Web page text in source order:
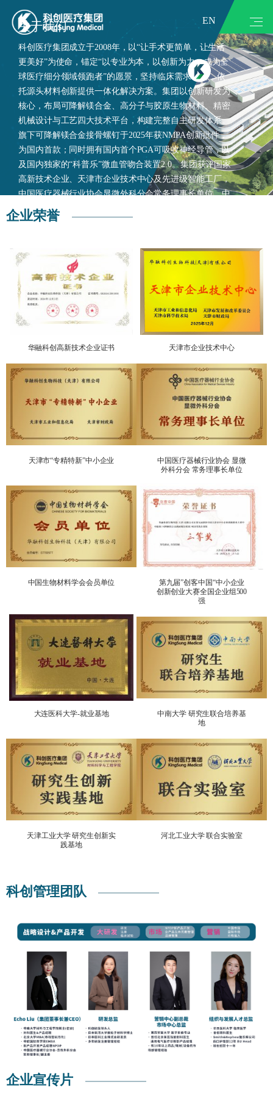
EN
关于我们
科创医疗集团成立于2008年，以“让手术更简单，让生活
更美好”为使命，锚定“以专业为本，以创新为力，成为全
球医疗细分领域领跑者”的愿景，坚持临床需求导向，依
托源头材料创新提供一体化解决方案。集团以创新研发为
核心，布局可降解镁合金、高分子与胶原生物材料、精密
机械设计与工艺四大技术平台，构建完整自主研发体系。
旗下可降解镁合金接骨螺钉于2025年获NMPA创新批件，
为国内首款；同时拥有国内首个PGA可吸收神经导管，以
及国内独家的“科普乐”微血管吻合装置2.0。集团获评国家
高新技术企业、天津市企业技术中心及先进级智能工厂，
中国医疗器械行业协会显微外科分会常务理事长单位、中
国生物材料学会会员单位。
企业荣誉
华融科创高新技术企业证书 天津市企业技术中心
天津市“专精特新”中小企业
中国医疗器械行业协会 显微
外科分会 常务理事长单位
中国生物材料学会会员单位
第九届”创客中国“中小企业
创新创业大赛全国企业组500
强
大连医科大学-就业基地
中南大学 研究生联合培养基
地
天津工业大学 研究生创新实
践基地
河北工业大学 联合实验室
科创管理团队
企业宣传片